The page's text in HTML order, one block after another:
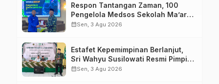
Respon Tantangan Zaman, 100
Pengelola Medsos Sekolah Ma’arif
Pekalongan Ikuti Pelatihan Literasi
calendar_monthSen, 3 Agu 2026
Estafet Kepemimpinan Berlanjut,
Sri Wahyu Susilowati Resmi Pimpin
MTs Ma’arif Sapuran
calendar_monthSen, 3 Agu 2026